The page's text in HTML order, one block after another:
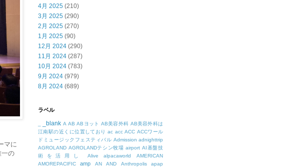
マに
一の
4月 2025 (210)
3月 2025 (290)
2月 2025 (270)
1月 2025 (90)
12月 2024 (290)
11月 2024 (287)
10月 2024 (783)
9月 2024 (979)
8月 2024 (689)
ラベル
_blank A AB ABヨット AB美容外科 AB美容外科は
江南駅の近くに位置しており ac acc ACC ACCワール
ドミュージックフェスティバル Admission adnighttrip
AGROLAND AGROLANDテシン牧場 airport AI基盤技
術を活用し
Alive alpacaworld
AMERICAN
AMOREPACIFIC
amp AN AND Anthropolis apap